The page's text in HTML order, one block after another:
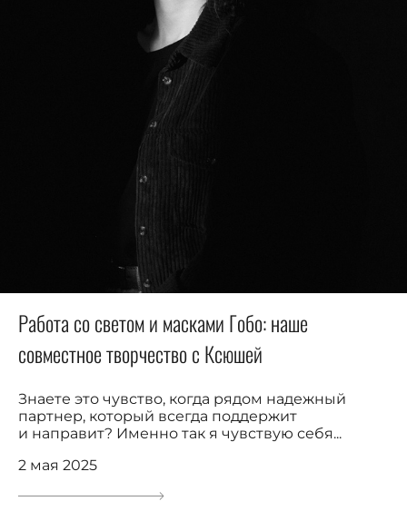
Работа со светом и масками Гобо: наше
совместное творчество с Ксюшей
Знаете это чувство, когда рядом надежный
партнер, который всегда поддержит
и направит? Именно так я чувствую себя...
2 мая 2025